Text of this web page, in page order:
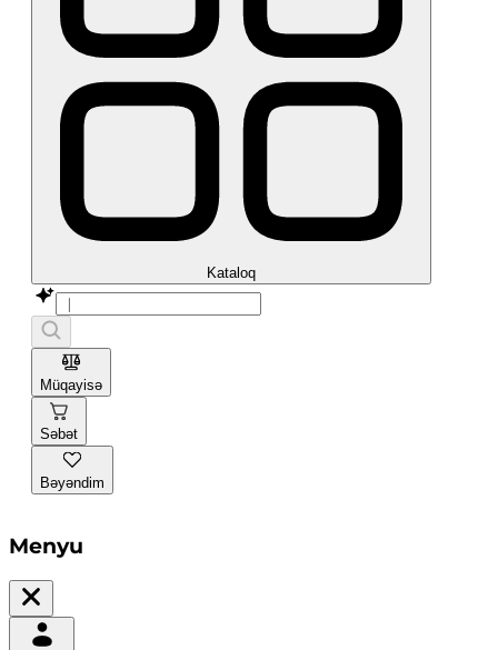
Kataloq
Müqayisə
Səbət
Bəyəndim
Menyu